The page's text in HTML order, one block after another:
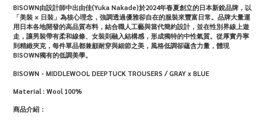
BISOWN由設計師中出由佳(Yuka Nakade)於2024年春夏創立的日本新銳品牌，以
「美裝 × 日裝」為核心理念，強調透過優雅卻自在的服裝來豐富日常。品牌大量運
用日本各地開發的高品質布料，結合職人工藝與當代簡約設計，並在性別界線上遊
走，讓男裝帶有柔和線條、女裝則融入結構感，形成獨特的中性氣質。從厚實丹寧
到精緻夾克，每件單品都兼顧耐穿與細節之美，風格低調卻蘊含力量，體現
BISOWN獨有的低調美學。
BISOWN - MIDDLEWOOL DEEPTUCK TROUSERS / GRAY x BLUE
Material : Wool 100%
商品介紹：